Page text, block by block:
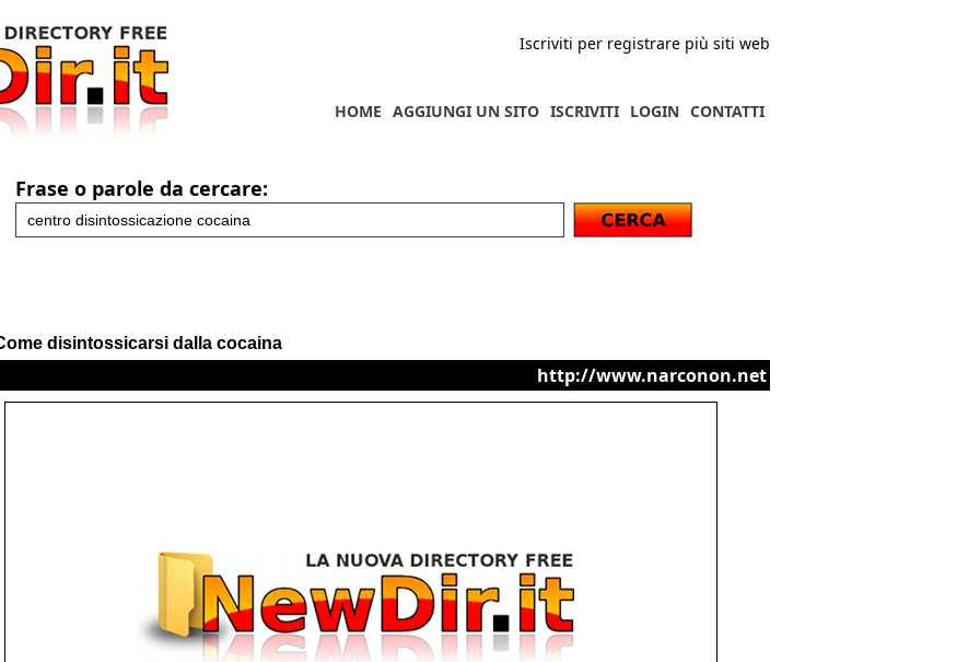
Iscriviti per registrare più siti web
CONTATTI
LOGIN
ISCRIVITI
AGGIUNGI UN SITO
HOME
Frase o parole da cercare:
disintossicarsi dalla cocaina
http://www.narconon.net